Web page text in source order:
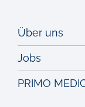
Über uns
Jobs
PRIMO